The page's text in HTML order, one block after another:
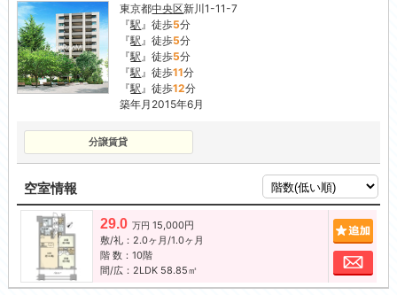
東京都中央区新川1-11-7
『駅』徒歩5分
『駅』徒歩5分
『駅』徒歩5分
『駅』徒歩11分
『駅』徒歩12分
築年月2015年6月
分譲賃貸
空室情報
29.0 万円 15,000円
敷/礼：2.0ヶ月/1.0ヶ月
階 数：10階
間/広：2LDK 58.85㎡
お